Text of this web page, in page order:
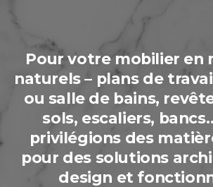
Pour votre mobilier en
naturels– plans de
ou salle de bains,
sols, escaliers,
privilégions des
pour des solutions
design et